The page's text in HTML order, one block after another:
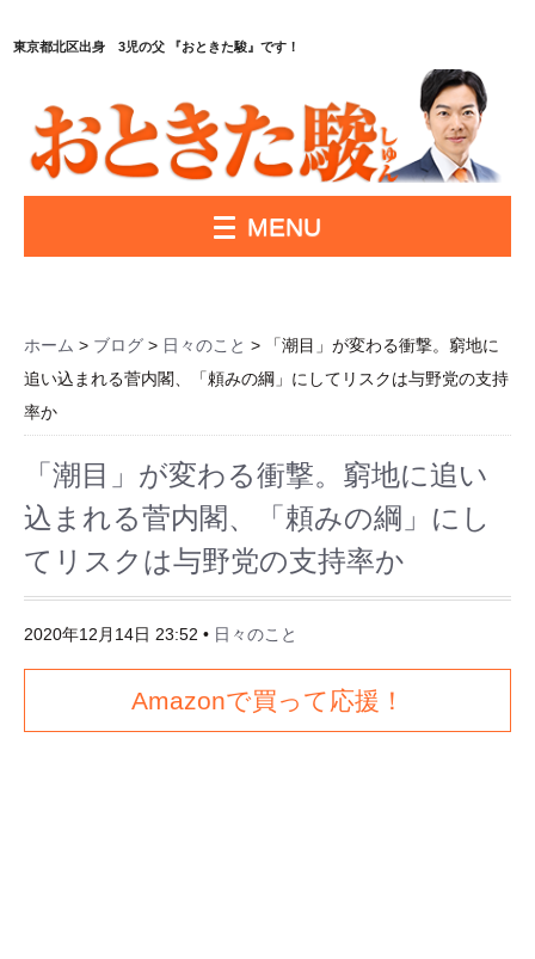
東京都北区出身 3児の父 『おときた駿』です！
MENU
ホーム > ブログ > 日々のこと > 「潮目」が変わる衝撃。窮地に
追い込まれる菅内閣、「頼みの綱」にしてリスクは与野党の支持
率か
「潮目」が変わる衝撃。窮地に追い
込まれる菅内閣、「頼みの綱」にし
てリスクは与野党の支持率か
2020年12月14日 23:52 • 日々のこと
Amazonで買って応援！